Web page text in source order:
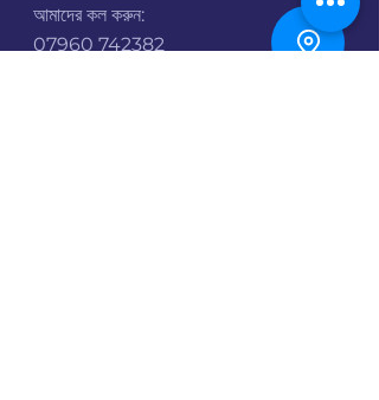
আমাদের কল করুন:
07960 742382